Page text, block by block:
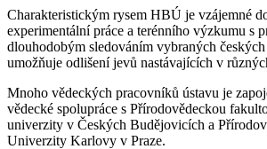
Charakteristickým rysem HBÚ je vzájemné
experimentální práce a terénního výzkumu s
dlouhodobým sledováním vybraných
umožňuje odlišení jevů nastávajících v
Mnoho vědeckých pracovníků ústavu je
vědecké spolupráce s Přírodovědeckou
univerzity v Českých Budějovicích a
Univerzity Karlovy v Praze.